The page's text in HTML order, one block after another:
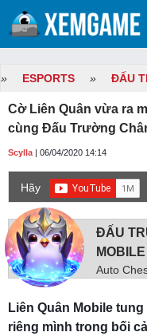
» ESPORTS » ĐẤU
Cờ Liên Quân vừa ra
cùng Đấu Trường
Scylla | 06/04/2020 14:14
Hãy
game mới hơn nhé!
ĐẤU
MOBILE
Auto
Liên Quân Mobile
riêng mình trong bối